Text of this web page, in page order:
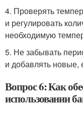
4. Проверять
и регулировать
необходимую
5. Не забывать
и добавлять новые,
Вопрос 6: Как
использовании